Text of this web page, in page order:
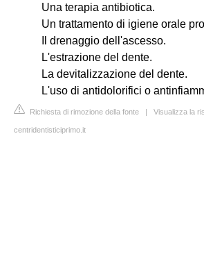
Una terapia antibiotica.
Un trattamento di igiene orale
Il drenaggio dell'ascesso.
L'estrazione del dente.
La devitalizzazione del dente.
L'uso di antidolorifici o
Richiesta di rimozione della fonte | Visualizza la
centridentisticiprimo.it